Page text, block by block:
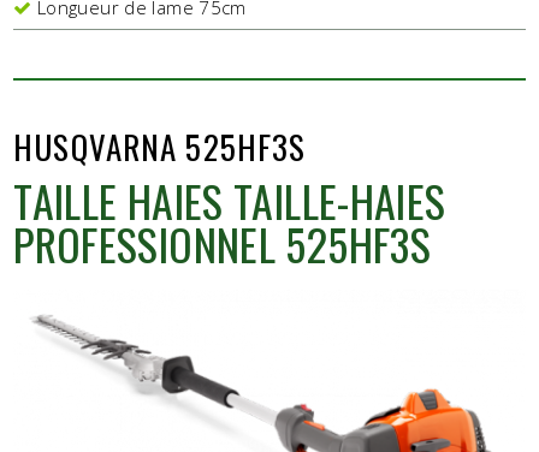
Longueur de lame 75cm
HUSQVARNA 525HF3S
TAILLE HAIES TAILLE-HAIES
PROFESSIONNEL 525HF3S